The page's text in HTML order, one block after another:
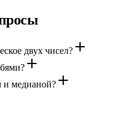
двух чисел?
и медианой?